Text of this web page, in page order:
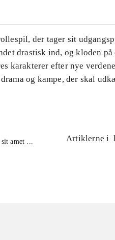
der tager sit
drastisk ind, og kloden
karakterer efter nye
og kampe, der skal
amet ...
Artiklerne i